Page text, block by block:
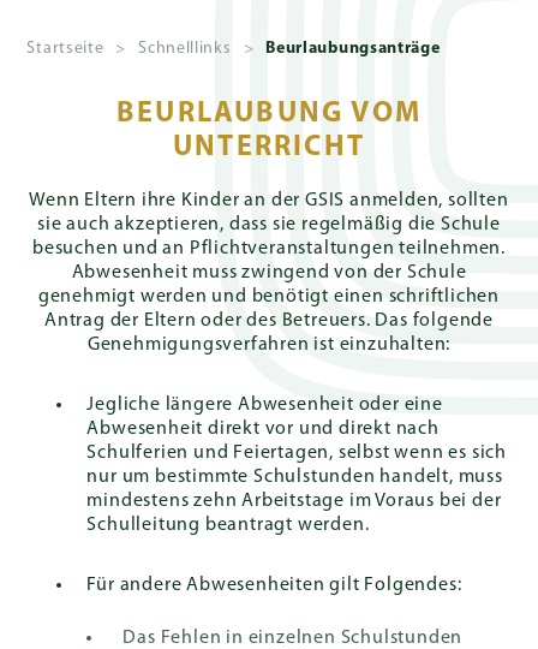
Aufnahmebüro
Lernen
Schulleben
Schnelllinks
Startseite > Schnelllinks > Beurlaubungsanträge
BEURLAUBUNG VOM
UNTERRICHT
Wenn Eltern ihre Kinder an der GSIS anmelden, sollten
sie auch akzeptieren, dass sie regelmäßig die Schule
besuchen und an Pflichtveranstaltungen teilnehmen.
Abwesenheit muss zwingend von der Schule
genehmigt werden und benötigt einen schriftlichen
Antrag der Eltern oder des Betreuers. Das folgende
Genehmigungsverfahren ist einzuhalten:
Jegliche längere Abwesenheit oder eine
Abwesenheit direkt vor und direkt nach
Schulferien und Feiertagen, selbst wenn es sich
nur um bestimmte Schulstunden handelt, muss
mindestens zehn Arbeitstage im Voraus bei der
Schulleitung beantragt werden.
Für andere Abwesenheiten gilt Folgendes:
Das Fehlen in einzelnen Schulstunden